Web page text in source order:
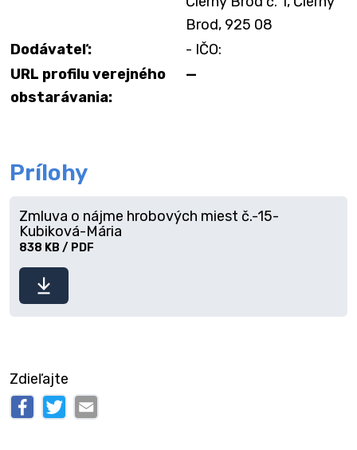
Brod, 925 08
Dodávateľ:
- IČO:
URL profilu verejného
obstarávania:
—
Prílohy
súbor
Zmluva o nájme hrobových miest č.-15-
Kubiková-Mária
838 KB / PDF
Zdieľajte